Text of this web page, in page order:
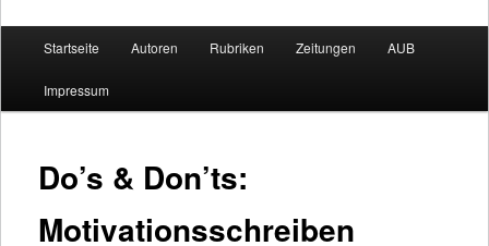
Zum Inhalt wechseln
Zum sekundären Inhalt wechseln
Startseite Autoren Rubriken Zeitungen AUB
Impressum
Do’s & Don’ts:
Motivationsschreiben